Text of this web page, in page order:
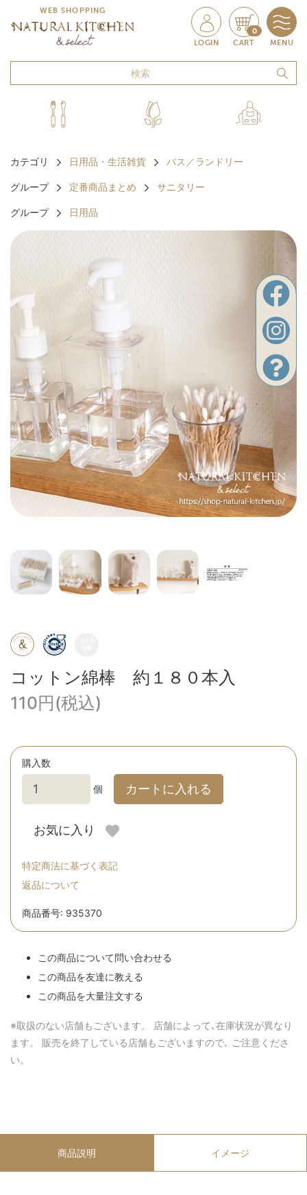
WEB SHOPPING
LOGIN
0
CART MENU
カテゴリ 日用品・生活雑貨 バス／ランドリー
グループ 定番商品まとめ サニタリー
グループ 日用品
コットン綿棒 約１８０本入
110円(税込)
購入数
個 カートに入れる
お気に入り
特定商法に基づく表記
返品について
商品番号: 935370
この商品について問い合わせる
この商品を友達に教える
この商品を大量注文する
※取扱のない店舗もございます。 店舗によって､在庫状況が異なり
ます。 販売を終了している店舗もございますので､ ご注意くださ
い。
商品説明 イメージ